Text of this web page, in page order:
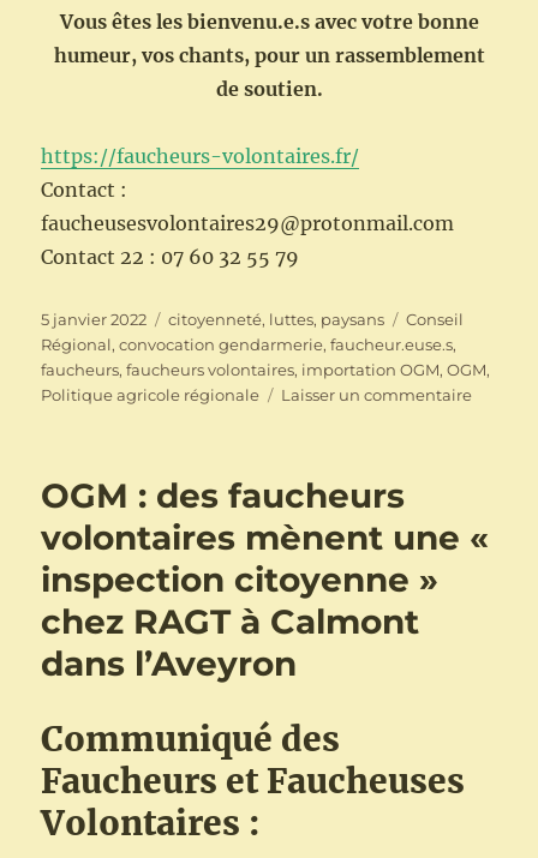
Vous êtes les bienvenu.e.s avec votre bonne
humeur, vos chants, pour un rassemblement
de soutien.
https://faucheurs-volontaires.fr/
Contact :
faucheusesvolontaires29@protonmail.com
Contact 22 : 07 60 32 55 79
Publié
le
5 janvier 2022 Catégories
citoyenneté, luttes, paysans Étiquettes
Conseil
Régional,convocation gendarmerie,faucheur.euse.s,
faucheurs,faucheurs volontaires, importation OGM,OGM,
Politique agricole régionale
Laisser un commentairesur
lacs
OGM : des faucheurs
volontaires mènent une «
inspection citoyenne »
chez RAGT à Calmont
dans l’Aveyron
Communiqué des
Faucheurs et Faucheuses
Volontaires :